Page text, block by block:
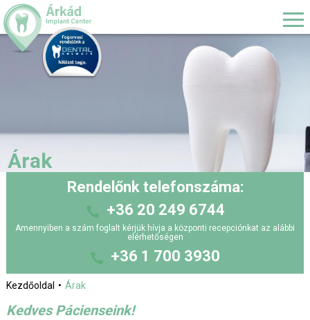
Árak
Rendelőnk telefonszáma:
+36 20 249 6744
Amennyiben a szám foglalt kérjük hívja a központi recepciónkat az alábbi
elérhetőségen
+36 1 700 3930
Kezdőoldal Árak
Kedves Pácienseink!